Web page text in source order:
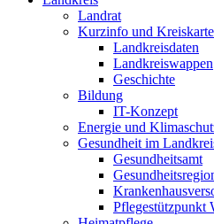
Landrat
Kurzinfo und Kreiskarte
Landkreisdaten
Landkreiswappen
Geschichte
Bildung
IT-Konzept
Energie und
Gesundheit im
Gesundheitsamt
Pflegestützpunkt